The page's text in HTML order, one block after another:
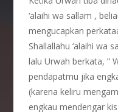
‘alaihi wa sallam ,
mengucapkan
Shallallahu ‘alaihi wa
lalu Urwah berkata, ”
pendapatmu jika
(karena keliru
engkau mendengar